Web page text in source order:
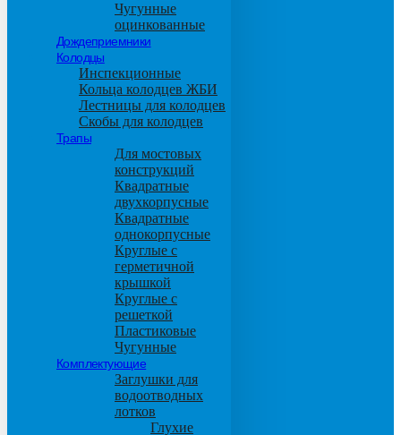
Чугунные
оцинкованные
Дождеприемники
Колодцы
Инспекционные
Кольца колодцев ЖБИ
Лестницы для колодцев
Скобы для колодцев
Трапы
Для мостовых
конструкций
Квадратные
двухкорпусные
Квадратные
однокорпусные
Круглые с
герметичной
крышкой
Круглые с
решеткой
Пластиковые
Чугунные
Комплектующие
Заглушки для
водоотводных
лотков
Глухие